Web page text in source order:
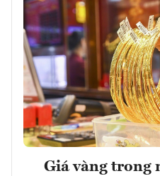
Giá vàng trong